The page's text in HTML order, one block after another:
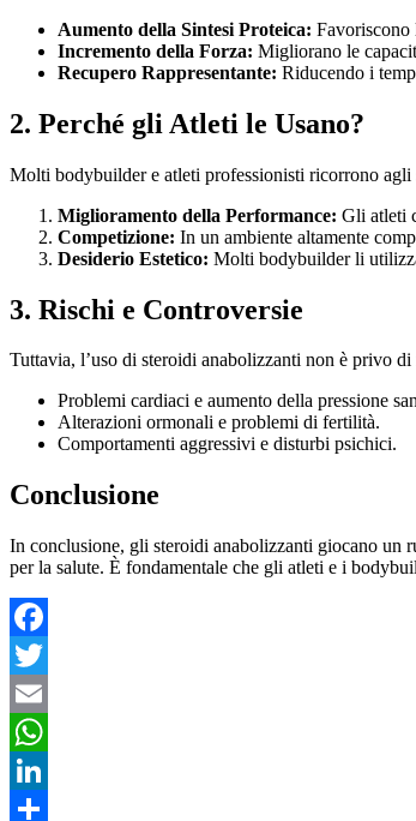
Aumento della Sintesi Proteica: Favoriscono
Incremento della Forza: Migliorano le
Recupero Rappresentante: Riducendo i
2. Perché gli Atleti le Usano?
Molti bodybuilder e atleti professionisti ricorrono
Miglioramento della Performance: Gli atleti
Competizione: In un ambiente altamente
Desiderio Estetico: Molti bodybuilder li
3. Rischi e Controversie
Tuttavia, l’uso di steroidi anabolizzanti non è privo
Problemi cardiaci e aumento della pressione
Alterazioni ormonali e problemi di fertilità.
Comportamenti aggressivi e disturbi psichici.
Conclusione
In conclusione, gli steroidi anabolizzanti giocano un
per la salute. È fondamentale che gli atleti e i
Facebook
Twitter
Email
WhatsApp
LinkedIn